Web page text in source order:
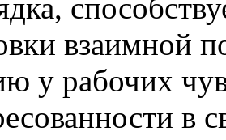
взаимной
у рабочих
в